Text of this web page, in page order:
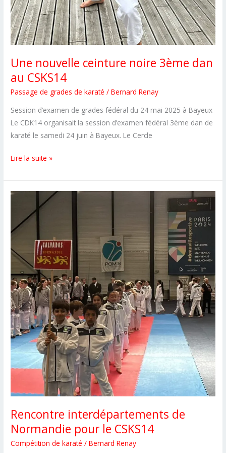
Une nouvelle ceinture noire 3ème dan
au CSKS14
Passage de grades de karaté /Bernard Renay
Session d’examen de grades fédéral du 24 mai 2025 à Bayeux
Le CDK14 organisait la session d’examen fédéral 3ème dan de
karaté le samedi 24 juin à Bayeux. Le Cercle
Une
ceinture
noire
dan
au
CSKS14
Lire la suite »
Rencontre interdépartements de
Normandie pour le CSKS14
Compétition de karaté /Bernard Renay